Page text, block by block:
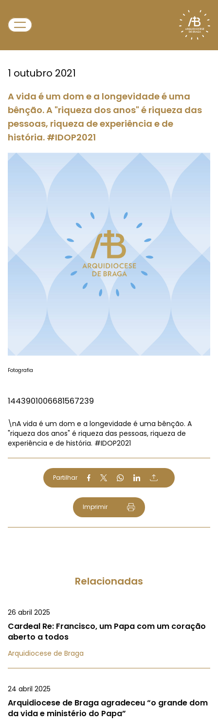
1 outubro 2021
A vida é um dom e a longevidade é uma
bênção. A "riqueza dos anos" é riqueza das
pessoas, riqueza de experiência e de
história. #IDOP2021
Fotografia
1443901006681567239
\nA vida é um dom e a longevidade é uma bênção. A
"riqueza dos anos" é riqueza das pessoas, riqueza de
experiência e de história. #IDOP2021
Partilhar
Imprimir
Relacionadas
26 abril 2025
Cardeal Re: Francisco, um Papa com um coração
aberto a todos
Arquidiocese de Braga
24 abril 2025
Arquidiocese de Braga agradeceu “o grande dom
da vida e ministério do Papa”